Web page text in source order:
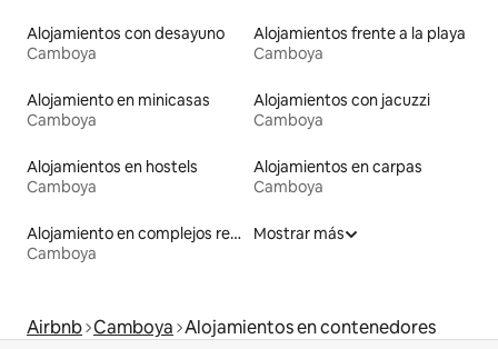
Alojamientos con desayuno
Camboya
Alojamientos frente a la playa
Camboya
Alojamiento en minicasas
Camboya
Alojamientos con jacuzzi
Camboya
Alojamientos en hostels
Camboya
Alojamientos en carpas
Camboya
Alojamiento en complejos residenciales
Camboya
Mostrar más
Airbnb Camboya Alojamientos en contenedores